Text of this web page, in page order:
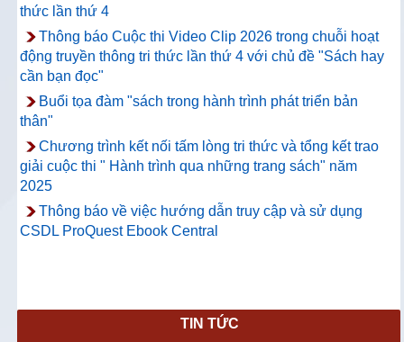
thức lần thứ 4
Thông báo Cuộc thi Video Clip 2026 trong chuỗi hoạt
động truyền thông tri thức lần thứ 4 với chủ đề "Sách hay
cần bạn đọc"
Buổi tọa đàm "sách trong hành trình phát triển bản
thân"
Chương trình kết nối tấm lòng tri thức và tổng kết trao
giải cuộc thi " Hành trình qua những trang sách" năm
2025
Thông báo về việc hướng dẫn truy cập và sử dụng
CSDL ProQuest Ebook Central
TIN TỨC